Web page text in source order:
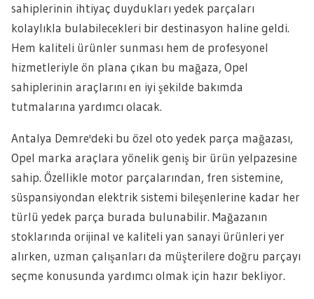
sahiplerinin ihtiyaç duydukları yedek parçaları
kolaylıkla bulabilecekleri bir destinasyon haline geldi.
Hem kaliteli ürünler sunması hem de profesyonel
hizmetleriyle ön plana çıkan bu mağaza, Opel
sahiplerinin araçlarını en iyi şekilde bakımda
tutmalarına yardımcı olacak.
Antalya Demre'deki bu özel oto yedek parça mağazası,
Opel marka araçlara yönelik geniş bir ürün yelpazesine
sahip. Özellikle motor parçalarından, fren sistemine,
süspansiyondan elektrik sistemi bileşenlerine kadar her
türlü yedek parça burada bulunabilir. Mağazanın
stoklarında orijinal ve kaliteli yan sanayi ürünleri yer
alırken, uzman çalışanları da müşterilere doğru parçayı
seçme konusunda yardımcı olmak için hazır bekliyor.